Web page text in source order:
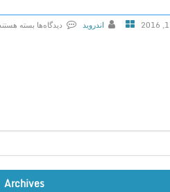
اندروید
دیدگاه‌ها
o
i
بسته هستند
Archives